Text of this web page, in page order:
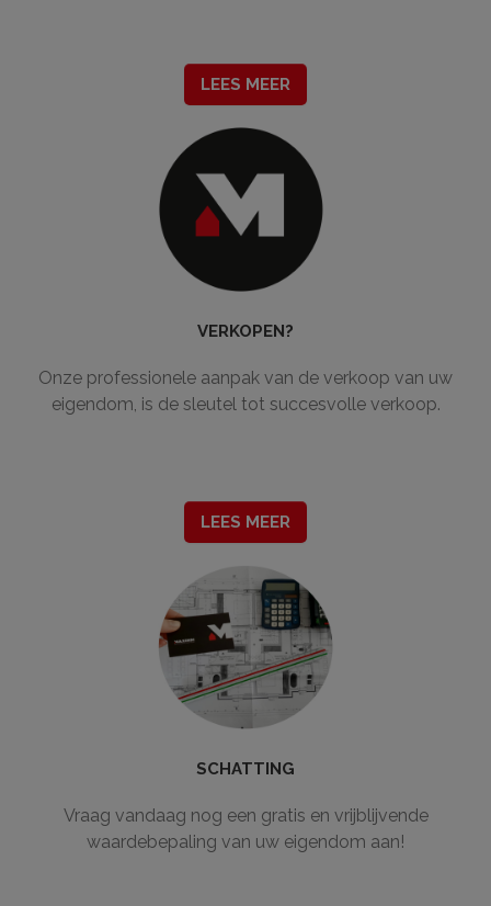
LEES MEER
VERKOPEN?
Onze professionele aanpak van de verkoop van uw
eigendom, is de sleutel tot succesvolle verkoop.
LEES MEER
SCHATTING
Vraag vandaag nog een gratis en vrijblijvende
waardebepaling van uw eigendom aan!